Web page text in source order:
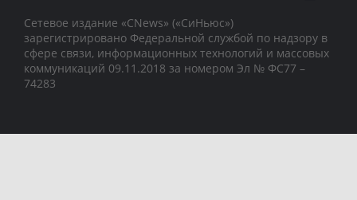
Сетевое издание «CNews» («СиНьюс»)
зарегистрировано Федеральной службой по надзору в
сфере связи, информационных технологий и массовых
коммуникаций 09.11.2018 за номером Эл № ФС77 –
74283